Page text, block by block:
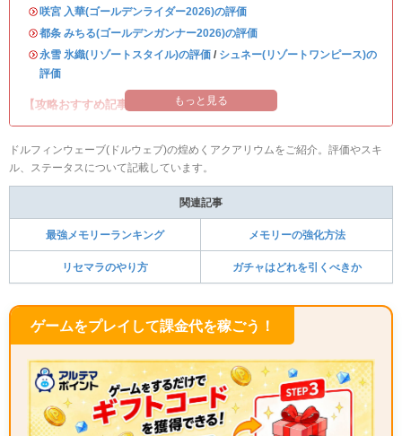
・咲宮 入華(ゴールデンライダー2026)の評価
・都条 みちる(ゴールデンガンナー2026)の評価
・永雪 氷織(リゾートスタイル)の評価 / シュネー(リゾートワンピース)の
評価
【攻略おすすめ記事】 もっと見る
ドルフィンウェーブ(ドルウェブ)の煌めくアクアリウムをご紹介。評価やスキ
ル、ステータスについて記載しています。
関連記事
最強メモリーランキング メモリーの強化方法
リセマラのやり方 ガチャはどれを引くべきか
ゲームをプレイして課金代を稼ごう！